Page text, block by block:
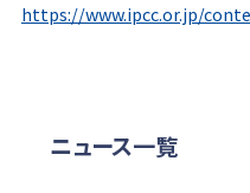
https://www.ipcc.or.jp/
ニュース一覧